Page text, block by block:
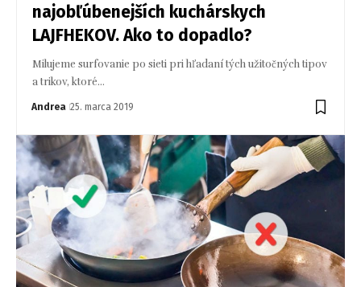
najobľúbenejších kuchárskych
LAJFHEKOV. Ako to dopadlo?
Milujeme surfovanie po sieti pri hľadaní tých užitočných tipov
a trikov, ktoré…
Andrea 25. marca 2019